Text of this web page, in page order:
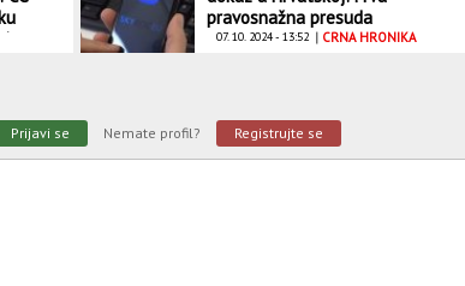
i
pravosnažna presuda
07. 10. 2024 - 13:52 | CRNA HRONIKA
Prijavi se Nemate profil? Registrujte se